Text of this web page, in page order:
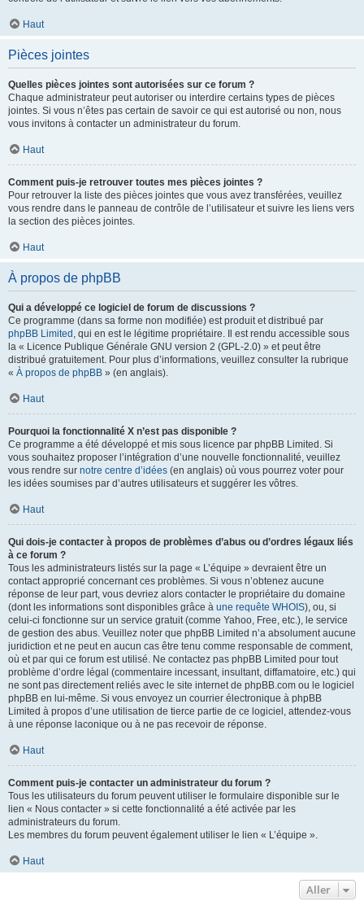
Haut
Pièces jointes
Quelles pièces jointes sont autorisées sur ce forum ?
Chaque administrateur peut autoriser ou interdire certains types de pièces
jointes. Si vous n’êtes pas certain de savoir ce qui est autorisé ou non, nous
vous invitons à contacter un administrateur du forum.
Haut
Comment puis-je retrouver toutes mes pièces jointes ?
Pour retrouver la liste des pièces jointes que vous avez transférées, veuillez
vous rendre dans le panneau de contrôle de l’utilisateur et suivre les liens vers
la section des pièces jointes.
Haut
À propos de phpBB
Qui a développé ce logiciel de forum de discussions ?
Ce programme (dans sa forme non modifiée) est produit et distribué par
phpBB Limited , qui en est le légitime propriétaire. Il est rendu accessible sous
la « Licence Publique Générale GNU version 2 (GPL-2.0) » et peut être
distribué gratuitement. Pour plus d’informations, veuillez consulter la rubrique
« À propos de phpBB » (en anglais).
Haut
Pourquoi la fonctionnalité X n’est pas disponible ?
Ce programme a été développé et mis sous licence par phpBB Limited. Si
vous souhaitez proposer l’intégration d’une nouvelle fonctionnalité, veuillez
vous rendre sur notre centre d’idées (en anglais) où vous pourrez voter pour
les idées soumises par d’autres utilisateurs et suggérer les vôtres.
Haut
Qui dois-je contacter à propos de problèmes d’abus ou d’ordres légaux liés
à ce forum ?
Tous les administrateurs listés sur la page « L’équipe » devraient être un
contact approprié concernant ces problèmes. Si vous n’obtenez aucune
réponse de leur part, vous devriez alors contacter le propriétaire du domaine
(dont les informations sont disponibles grâce à une requête WHOIS), ou, si
celui-ci fonctionne sur un service gratuit (comme Yahoo, Free, etc.), le service
de gestion des abus. Veuillez noter que phpBB Limited n’a absolument aucune
juridiction et ne peut en aucun cas être tenu comme responsable de comment,
où et par qui ce forum est utilisé. Ne contactez pas phpBB Limited pour tout
problème d’ordre légal (commentaire incessant, insultant, diffamatoire, etc.) qui
ne sont pas directement reliés avec le site internet de phpBB.com ou le logiciel
phpBB en lui-même. Si vous envoyez un courrier électronique à phpBB
Limited à propos d’une utilisation de tierce partie de ce logiciel, attendez-vous
à une réponse laconique ou à ne pas recevoir de réponse.
Haut
Comment puis-je contacter un administrateur du forum ?
Tous les utilisateurs du forum peuvent utiliser le formulaire disponible sur le
lien « Nous contacter » si cette fonctionnalité a été activée par les
administrateurs du forum.
Les membres du forum peuvent également utiliser le lien « L’équipe ».
Haut
Aller